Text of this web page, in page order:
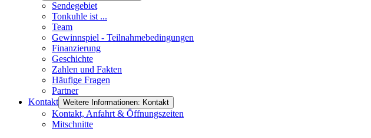
Sendegebiet
Tonkuhle ist ...
Team
Gewinnspiel - Teilnahmebedingungen
Finanzierung
Geschichte
Zahlen und Fakten
Häufige Fragen
Partner
Kontakt Weitere Informationen: Kontakt
Kontakt, Anfahrt & Öffnungszeiten
Mitschnitte